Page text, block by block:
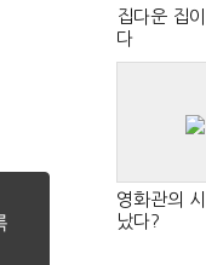
집다운 집
다
영화관의
났다?